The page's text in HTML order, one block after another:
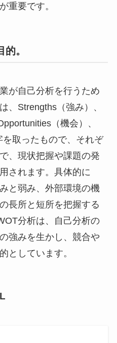
重要です。
。
が自己分析を行うため
、Strengths（強み）、
（機会）、
取ったもので、それぞ
、現状把握や課題の発
されます。具体的に
と弱み、外部環境の機
長所と短所を把握する
分析は、自己分析の
強みを生かし、競合や
としています。